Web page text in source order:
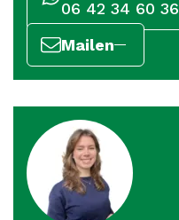
06 42 34 60 36
Mailen